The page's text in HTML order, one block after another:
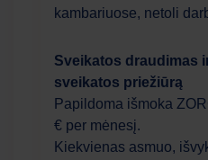
kambariuose, netoli
Sveikatos draudimas
sveikatos priežiūrą
Papildoma išmoka
€ per mėnesį.
Kiekvienas asmuo,